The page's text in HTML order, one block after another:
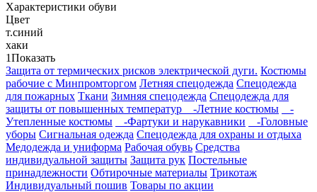
Характеристики обуви
Цвет
т.синий
хаки
1Показать
Защита от термических рисков электрической дуги. Костюмы
рабочие с Минпромторгом Летняя спецодежда Спецодежда
для пожарных Ткани Зимняя спецодежда Спецодежда для
защиты от повышенных температур
-Летние костюмы
-
Утепленные костюмы
-Фартуки и нарукавники
-Головные
уборы Сигнальная одежда Спецодежда для охраны и отдыха
Медодежда и униформа Рабочая обувь Средства
индивидуальной защиты Защита рук Постельные
принадлежности Обтирочные материалы Трикотаж
Индивидуальный пошив Товары по акции